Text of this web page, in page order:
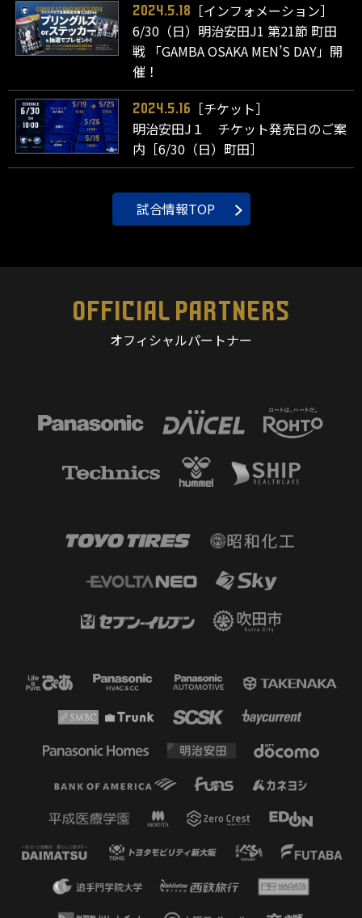
2024.5.18
［インフォメーション］
6/30（日）明治安田J1 第21節 町田
戦 「GAMBA OSAKA MEN’S DAY」開
催！
2024.5.16
［チケット］
明治安田J１ チケット発売日のご案
内［6/30（日）町田］
試合情報TOP
OFFICIAL PARTNERS
オフィシャルパートナー